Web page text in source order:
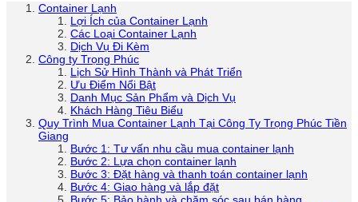
Container Lạnh
Lợi Ích của Container Lạnh
Các Loại Container Lạnh
Dịch Vụ Đi Kèm
Công ty Trọng Phúc
Lịch Sử Hình Thành và Phát Triển
Ưu Điểm Nổi Bật
Danh Mục Sản Phẩm và Dịch Vụ
Khách Hàng Tiêu Biểu
Quy Trình Mua Container Lạnh Tại Công Ty Trọng Phúc Tiền
Giang
Bước 1: Tư vấn nhu cầu mua container lạnh
Bước 2: Lựa chọn container lạnh
Bước 3: Đặt hàng và thanh toán container lạnh
Bước 4: Giao hàng và lắp đặt